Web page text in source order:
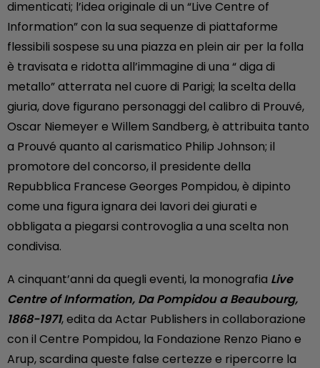
dimenticati; l’idea originale di un “Live Centre of
Information” con la sua sequenze di piattaforme
flessibili sospese su una piazza en plein air per la folla
è travisata e ridotta all’immagine di una “ diga di
metallo” atterrata nel cuore di Parigi; la scelta della
giuria, dove figurano personaggi del calibro di Prouvé,
Oscar Niemeyer e Willem Sandberg, è attribuita tanto
a Prouvé quanto al carismatico Philip Johnson; il
promotore del concorso, il presidente della
Repubblica Francese Georges Pompidou, è dipinto
come una figura ignara dei lavori dei giurati e
obbligata a piegarsi controvoglia a una scelta non
condivisa.
A cinquant’anni da quegli eventi, la monografia Live
Centre of Information, Da Pompidou a Beaubourg,
1868-1971, edita da Actar Publishers in collaborazione
con il Centre Pompidou, la Fondazione Renzo Piano e
Arup, scardina queste false certezze e ripercorre la